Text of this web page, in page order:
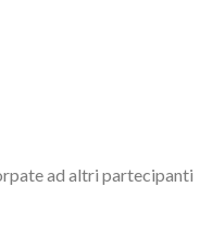
ad altri partecipanti